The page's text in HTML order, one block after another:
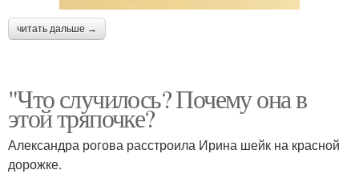
читать дальше →
"Что случилось? Почему она в
этой тряпочке?
Александра рогова расстроила Ирина шейк на красной
дорожке.